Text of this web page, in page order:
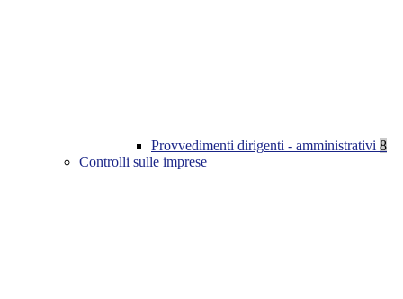
Provvedimenti dirigenti - amministrativi 8
Controlli sulle imprese